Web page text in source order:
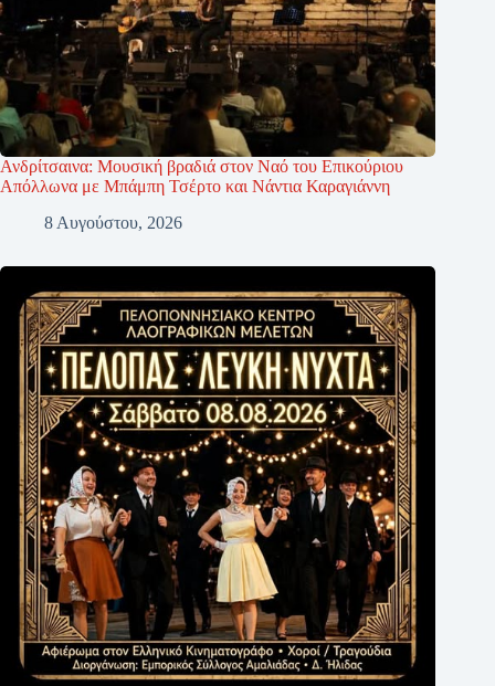
Ανδρίτσαινα: Μουσική βραδιά στον Ναό του Επικούριου
Απόλλωνα με Μπάμπη Τσέρτο και Νάντια Καραγιάννη
8 Αυγούστου, 2026